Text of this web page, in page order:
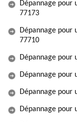
Dépannage pour
77173
Dépannage pour
77710
Dépannage pour
Dépannage pour
Dépannage pour
Dépannage pour